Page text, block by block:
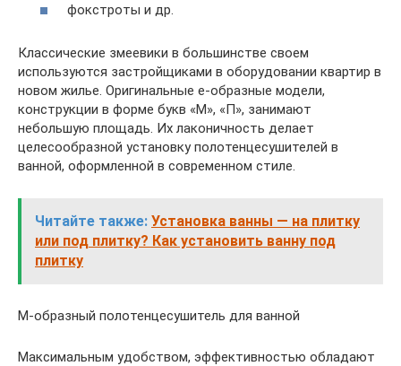
фокстроты и др.
Классические змеевики в большинстве своем
используются застройщиками в оборудовании квартир в
новом жилье. Оригинальные е-образные модели,
конструкции в форме букв «М», «П», занимают
небольшую площадь. Их лаконичность делает
целесообразной установку полотенцесушителей в
ванной, оформленной в современном стиле.
Читайте также: Установка ванны — на плитку
или под плитку? Как установить ванну под
плитку
М-образный полотенцесушитель для ванной
Максимальным удобством, эффективностью обладают